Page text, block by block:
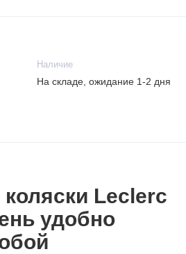
Наличие
На складе, ожидание 1-2 дня
Leclerc
удобно